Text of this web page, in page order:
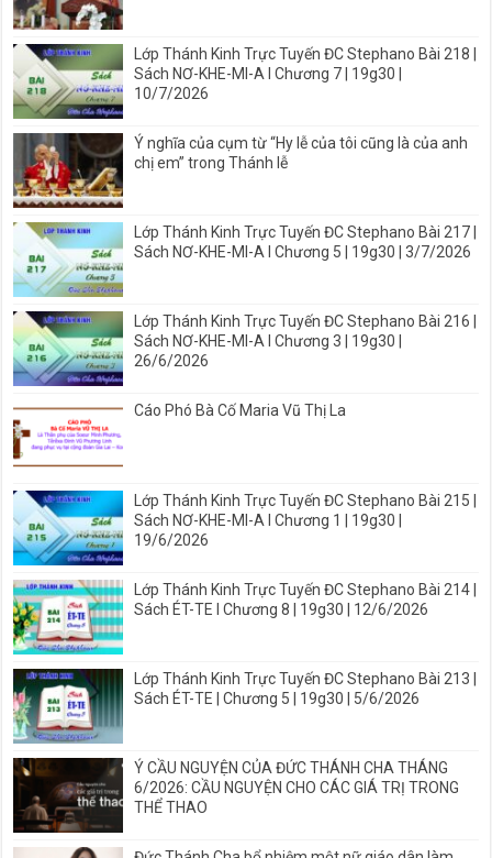
Lớp Thánh Kinh Trực Tuyến ĐC Stephano Bài 218 |
Sách NƠ-KHE-MI-A I Chương 7 | 19g30 |
10/7/2026
Ý nghĩa của cụm từ “Hy lễ của tôi cũng là của anh
chị em” trong Thánh lễ
Lớp Thánh Kinh Trực Tuyến ĐC Stephano Bài 217 |
Sách NƠ-KHE-MI-A I Chương 5 | 19g30 | 3/7/2026
Lớp Thánh Kinh Trực Tuyến ĐC Stephano Bài 216 |
Sách NƠ-KHE-MI-A I Chương 3 | 19g30 |
26/6/2026
Cáo Phó Bà Cố Maria Vũ Thị La
Lớp Thánh Kinh Trực Tuyến ĐC Stephano Bài 215 |
Sách NƠ-KHE-MI-A I Chương 1 | 19g30 |
19/6/2026
Lớp Thánh Kinh Trực Tuyến ĐC Stephano Bài 214 |
Sách ÉT-TE I Chương 8 | 19g30 | 12/6/2026
Lớp Thánh Kinh Trực Tuyến ĐC Stephano Bài 213 |
Sách ÉT-TE | Chương 5 | 19g30 | 5/6/2026
Ý CẦU NGUYỆN CỦA ĐỨC THÁNH CHA THÁNG
6/2026: CẦU NGUYỆN CHO CÁC GIÁ TRỊ TRONG
THỂ THAO